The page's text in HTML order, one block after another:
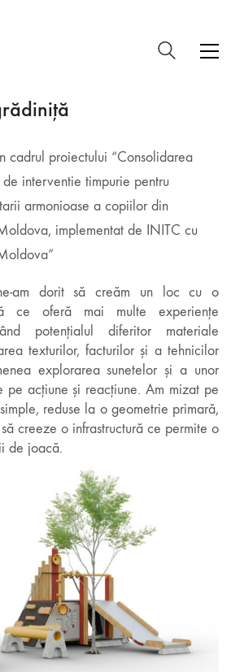
cadrul proiectului “Consolidarea
interventie timpurie pentru
armonioase a copiilor din
implementat de INITC cu
am dorit să creăm un loc cu o
ce oferă mai multe experiențe
potențialul diferitor materiale
texturilor, facturilor și a tehnicilor
explorarea sunetelor și a unor
pe acțiune și reacțiune. Am mizat pe
reduse la o geometrie primară,
creeze o infrastructură ce permite o
de joacă.